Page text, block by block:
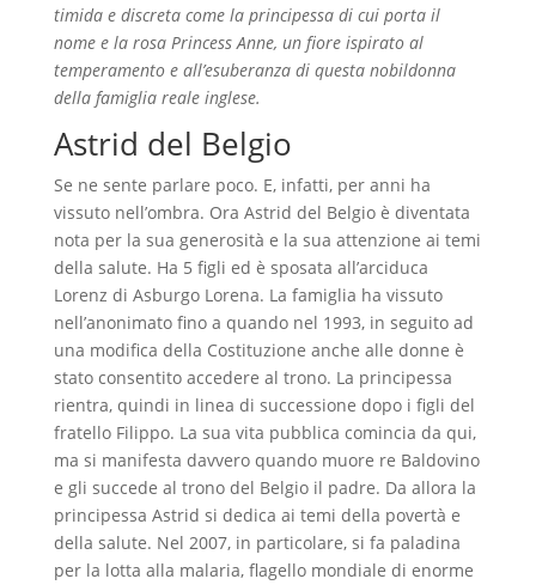
timida e discreta come la principessa di cui porta il
nome e la rosa Princess Anne, un fiore ispirato al
temperamento e all’esuberanza di questa nobildonna
della famiglia reale inglese.
Astrid del Belgio
Se ne sente parlare poco. E, infatti, per anni ha
vissuto nell’ombra. Ora Astrid del Belgio è diventata
nota per la sua generosità e la sua attenzione ai temi
della salute. Ha 5 figli ed è sposata all’arciduca
Lorenz di Asburgo Lorena. La famiglia ha vissuto
nell’anonimato fino a quando nel 1993, in seguito ad
una modifica della Costituzione anche alle donne è
stato consentito accedere al trono. La principessa
rientra, quindi in linea di successione dopo i figli del
fratello Filippo. La sua vita pubblica comincia da qui,
ma si manifesta davvero quando muore re Baldovino
e gli succede al trono del Belgio il padre. Da allora la
principessa Astrid si dedica ai temi della povertà e
della salute. Nel 2007, in particolare, si fa paladina
per la lotta alla malaria, flagello mondiale di enorme